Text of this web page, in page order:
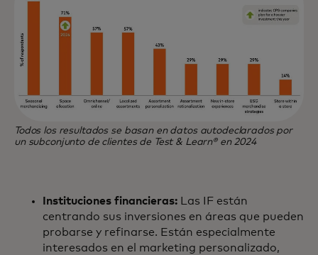
Todos los resultados se basan en datos autodeclarados por
un subconjunto de clientes de Test & Learn® en 2024
Instituciones financieras: Las IF están
centrando sus inversiones en áreas que pueden
probarse y refinarse. Están especialmente
interesados en el marketing personalizado,